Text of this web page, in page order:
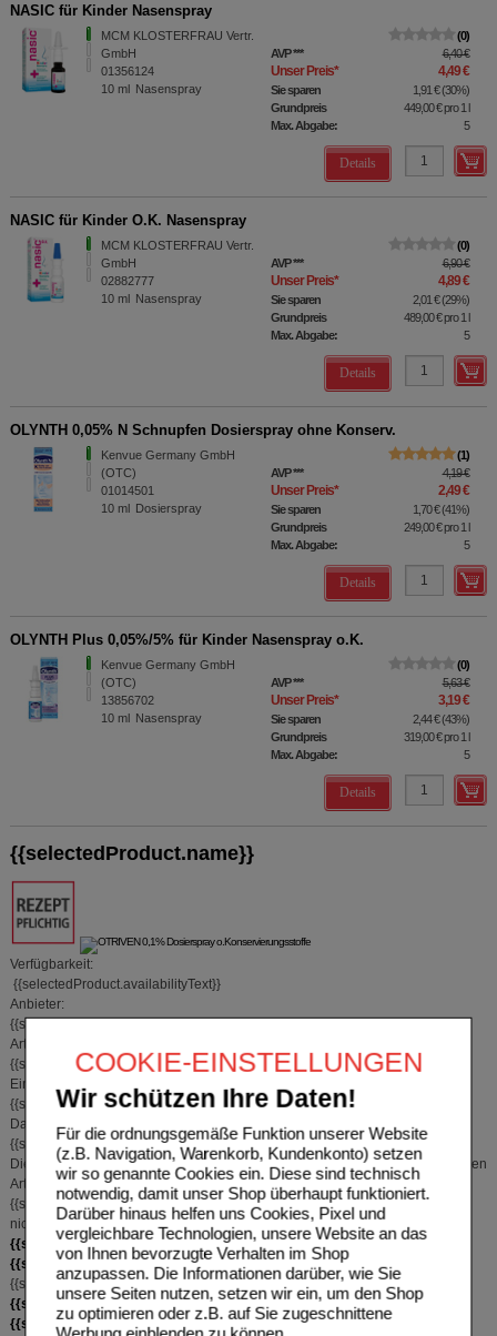
COOKIE-EINSTELLUNGEN
Wir schützen Ihre Daten!
Für die ordnungsgemäße Funktion unserer Website
(z.B. Navigation, Warenkorb, Kundenkonto) setzen
wir so genannte Cookies ein. Diese sind technisch
notwendig, damit unser Shop überhaupt funktioniert.
Darüber hinaus helfen uns Cookies, Pixel und
vergleichbare Technologien, unsere Website an das
von Ihnen bevorzugte Verhalten im Shop
anzupassen. Die Informationen darüber, wie Sie
unsere Seiten nutzen, setzen wir ein, um den Shop
zu optimieren oder z.B. auf Sie zugeschnittene
NASIC für Kinder Nasenspray
MCM KLOSTERFRAU Vertr.
GmbH
01356124
10 ml Nasenspray
0
AVP*** 6,40 €
Unser Preis* 4,49 €
Sie sparen 1,91 €(30%)
Grundpreis
449,00 €pro 1 l
Max. Abgabe:
5
Details
NASIC für Kinder O.K. Nasenspray
MCM KLOSTERFRAU Vertr.
GmbH
02882777
10 ml Nasenspray
0
AVP*** 6,90 €
Unser Preis* 4,89 €
Sie sparen 2,01 €(29%)
Grundpreis
489,00 €pro 1 l
Max. Abgabe:
5
Details
OLYNTH 0,05% N Schnupfen Dosierspray ohne Konserv.
Kenvue Germany GmbH
(OTC)
01014501
10 ml Dosierspray
1
AVP*** 4,19 €
Unser Preis* 2,49 €
Sie sparen 1,70 €(41%)
Grundpreis
249,00 €pro 1 l
Max. Abgabe:
5
Details
OLYNTH Plus 0,05%/5% für Kinder Nasenspray o.K.
Kenvue Germany GmbH
(OTC)
13856702
10 ml Nasenspray
0
AVP*** 5,63 €
Unser Preis* 3,19 €
Sie sparen 2,44 €(43%)
Grundpreis
319,00 €pro 1 l
Max. Abgabe:
5
Details
{{selectedProduct.name}}
Verfügbarkeit:
{{selectedProduct.availabilityText}}
Anbieter:
{{selectedProduct.producer}}
Artikelnr.:
{{selectedProduct.pzn}}
Einheit:
{{selectedProduct.quantity}}{{selectedProduct.uom}}
Darreichungsform:
{{selectedProduct.form}}
Dieser Artikel ist vom Hersteller nicht mehr lieferbar und wurde durch folgenden
Artikel ersetzt:{{selectedProduct.replacementProductName}}
{{selectedProduct.replacementProductPZN}}. Dieser Artikel ist vom Hersteller
nicht mehr lieferbar und wurde durch folgenden Artikel ersetzt:
{{selectedProduct.replacementProductName}}
{{selectedProduct.replacementProductPZN}}.
{{selectedProduct.hideReplacementText}}
{{selectedProduct.ratingTimes}}
{{selectedProduct.ratingTimes}}